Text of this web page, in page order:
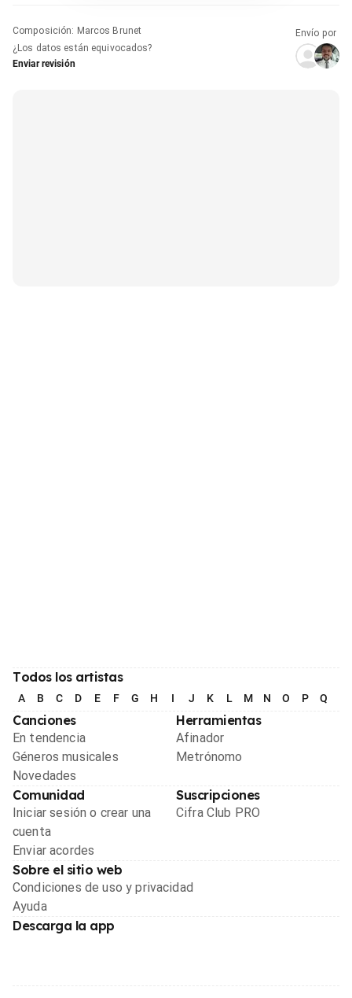
Composición: Marcos Brunet
¿Los datos están equivocados?
Enviar revisión
Envío por
Todos los artistas
A B C D E F G H I J K L M N O P Q
Canciones
En tendencia
Géneros musicales
Novedades
Herramientas
Afinador
Metrónomo
Comunidad
Iniciar sesión o crear una
cuenta
Enviar acordes
Suscripciones
Cifra Club PRO
Sobre el sitio web
Condiciones de uso y privacidad
Ayuda
Descarga la app